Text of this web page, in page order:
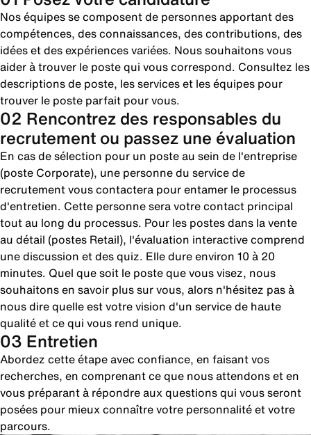
Nos équipes se composent de personnes apportant des
compétences, des connaissances, des contributions, des
idées et des expériences variées. Nous souhaitons vous
aider à trouver le poste qui vous correspond. Consultez les
descriptions de poste, les services et les équipes pour
trouver le poste parfait pour vous.
02 Rencontrez des responsables du
recrutement ou passez une évaluation
En cas de sélection pour un poste au sein de l'entreprise
(poste Corporate), une personne du service de
recrutement vous contactera pour entamer le processus
d'entretien. Cette personne sera votre contact principal
tout au long du processus. Pour les postes dans la vente
au détail (postes Retail), l'évaluation interactive comprend
une discussion et des quiz. Elle dure environ 10 à 20
minutes. Quel que soit le poste que vous visez, nous
souhaitons en savoir plus sur vous, alors n'hésitez pas à
nous dire quelle est votre vision d'un service de haute
qualité et ce qui vous rend unique.
03 Entretien
Abordez cette étape avec confiance, en faisant vos
recherches, en comprenant ce que nous attendons et en
vous préparant à répondre aux questions qui vous seront
posées pour mieux connaître votre personnalité et votre
parcours.